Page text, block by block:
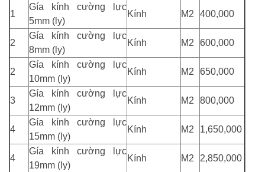
1
Gía kính cường lực
5mm (ly)
Kính M2 400,000
2
Gía kính cường lực
8mm (ly)
Kính M2 600,000
2
Gía kính cường lực
10mm (ly)
Kính M2 650,000
3
Gía kính cường lực
12mm (ly)
Kính M2 800,000
4
Gía kính cường lực
15mm (ly)
Kính M2 1,650,000
4
Gía kính cường lực
19mm (ly)
Kính M2 2,850,000